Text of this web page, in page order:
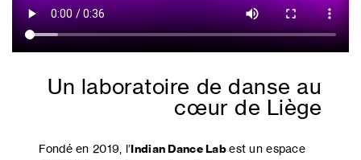
Un laboratoire de danse au
cœur de Liège
Fondé en 2019, l’Indian Dance Labest un espace